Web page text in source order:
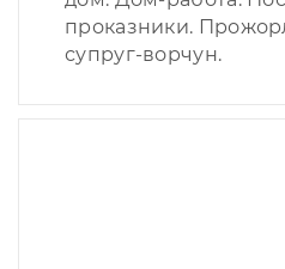
проказники.
супруг-ворчун.